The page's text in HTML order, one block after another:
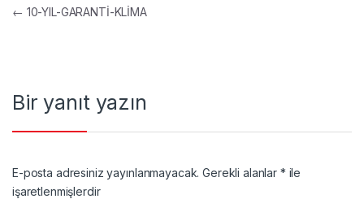
Yazı gezinmesi
← 10-YIL-GARANTİ-KLİMA
Bir yanıt yazın
E-posta adresiniz yayınlanmayacak. Gerekli alanlar * ile
işaretlenmişlerdir